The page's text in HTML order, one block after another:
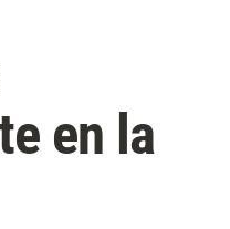
en la